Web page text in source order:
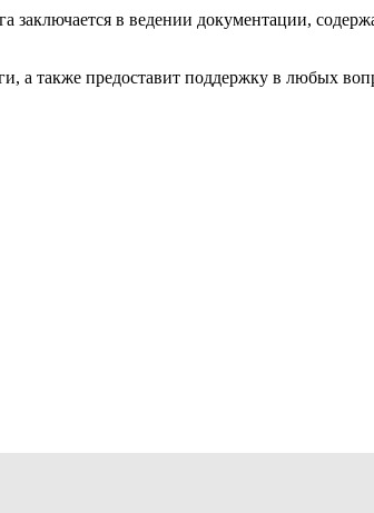
заключается в ведении документации,
а также предоставит поддержку в любых